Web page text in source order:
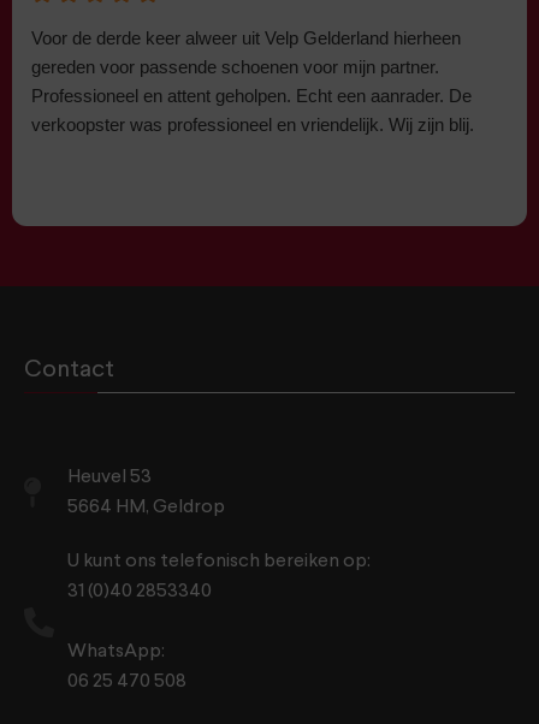
Voor de derde keer alweer uit Velp Gelderland hierheen
gereden voor passende schoenen voor mijn partner.
Professioneel en attent geholpen. Echt een aanrader. De
verkoopster was professioneel en vriendelijk. Wij zijn blij.
Contact
Heuvel 53
5664 HM, Geldrop
U kunt ons telefonisch bereiken op:
31 (0)40 2853340
WhatsApp:
06 25 470 508